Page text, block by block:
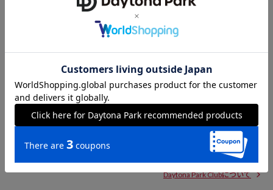
Daytona Park Clubについて